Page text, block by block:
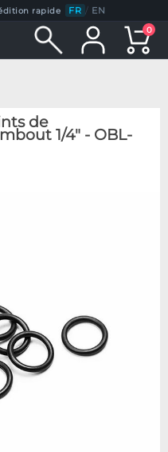
rapide FR / EN
0
de
1/4" - OBL-